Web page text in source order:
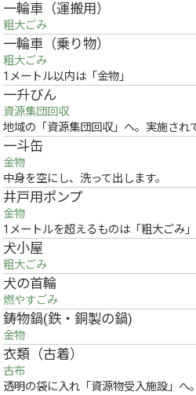
一輪車（運搬用）
粗大ごみ
一輪車（乗り物）
粗大ごみ
1メートル以内は「金物」
一升びん
資源集団回収
地域の「資源集団回収」へ。実施され
一斗缶
金物
中身を空にし、洗って出します。
井戸用ポンプ
金物
1メートルを超えるものは「粗大ごみ」
犬小屋
粗大ごみ
犬の首輪
燃やすごみ
鋳物鍋(鉄・銅製の鍋)
金物
衣類（古着）
古布
透明の袋に入れ「資源物受入施設」へ